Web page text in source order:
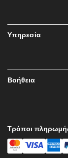
Υπηρεσία
Βοήθεια
Τρόποι